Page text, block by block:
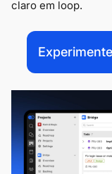
claro em loop.